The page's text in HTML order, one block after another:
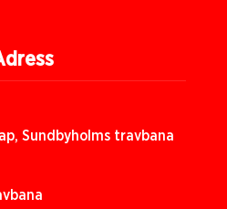
Sundbyholms travbana